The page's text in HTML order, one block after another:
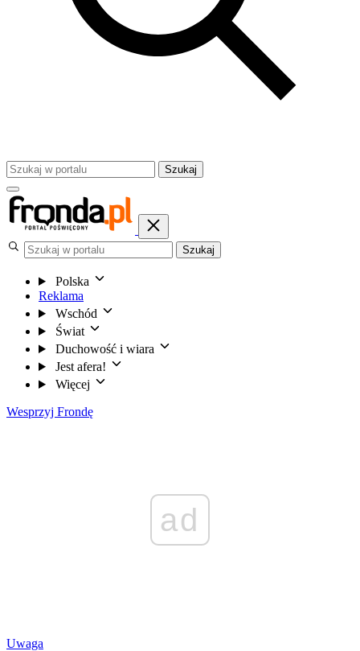
Szukaj
Szukaj
Polska
Reklama
Wschód
Świat
Duchowość i wiara
Jest afera!
Więcej
Wesprzyj Frondę
ad
Uwaga